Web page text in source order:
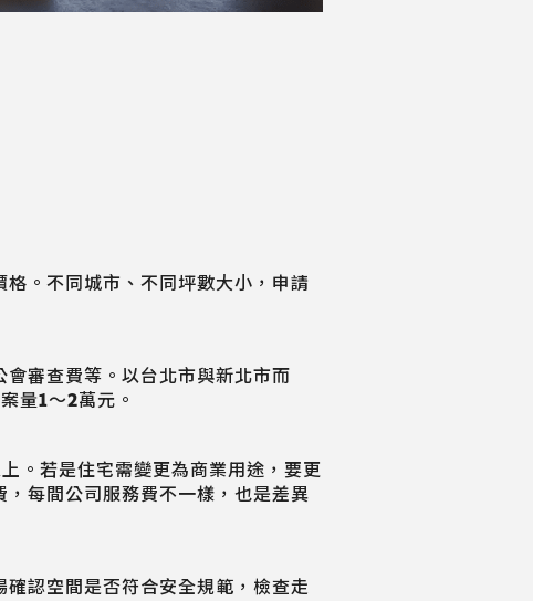
。不同城市、不同坪數大小，申請
審查費等。以台北市與新北市而
量1～2萬元。
。若是住宅需變更為商業用途，要更
每間公司服務費不一樣，也是差異
認空間是否符合安全規範，檢查走